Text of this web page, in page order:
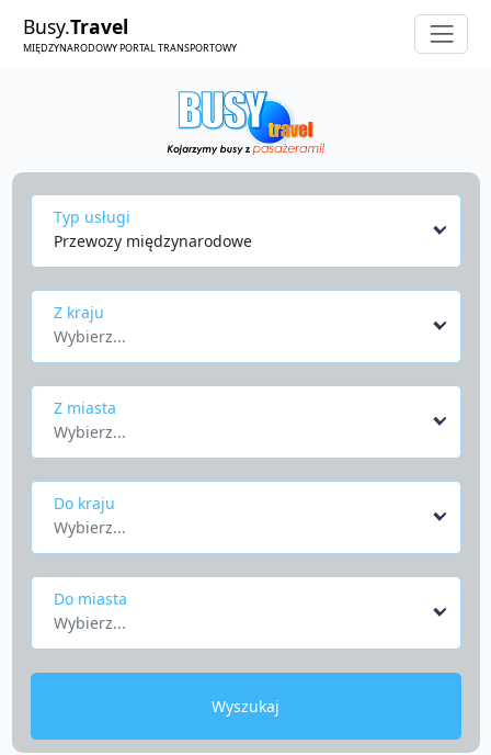
Busy.Travel
MIĘDZYNARODOWY PORTAL TRANSPORTOWY
Typ usługi
Przewozy międzynarodowe
Z kraju
Wybierz...
Z miasta
Wybierz...
Do kraju
Wybierz...
Do miasta
Wybierz...
Wyszukaj